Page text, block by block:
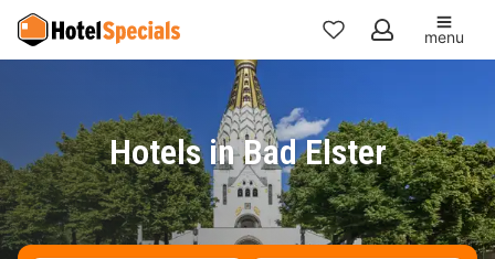
Mijn
menu
Hotels in Bad Elster